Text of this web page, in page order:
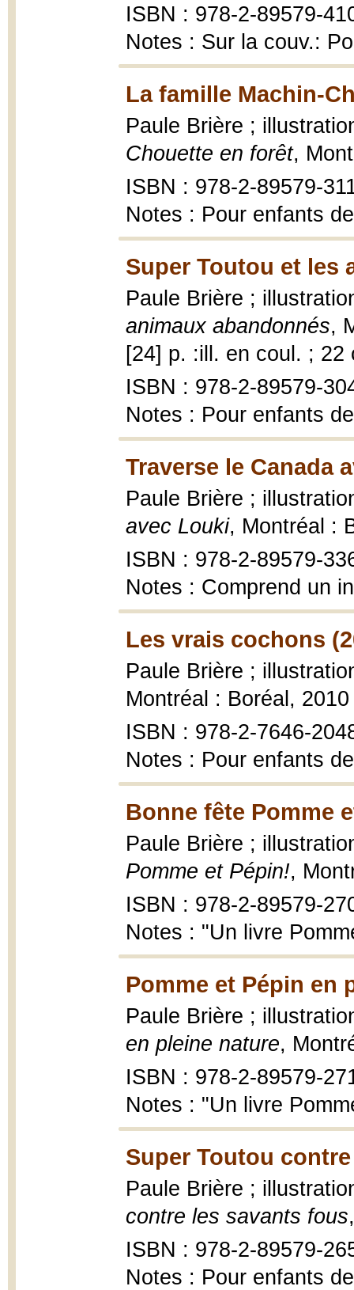
ISBN : 978-2-89579-
Notes : Sur la couv.:
La famille Machin-
Paule Brière ;
Chouette en forêt,
ISBN : 978-2-89579-
Notes : Pour enfants
Super Toutou et les
Paule Brière ;
animaux abandonnés,
[24] p. :ill. en coul. ; 22
ISBN : 978-2-89579-
Notes : Pour enfants
Traverse le Canada
Paule Brière ;
avec Louki, Montréal :
ISBN : 978-2-89579-
Notes : Comprend un
Les vrais cochons
Paule Brière ;
Montréal : Boréal, 2010
ISBN : 978-2-7646-
Notes : Pour enfants
Bonne fête Pomme
Paule Brière ;
Pomme et Pépin!,
ISBN : 978-2-89579-
Notes : "Un livre
Pomme et Pépin en
Paule Brière ;
en pleine nature,
ISBN : 978-2-89579-
Notes : "Un livre
Super Toutou
Paule Brière ;
contre les savants fous
ISBN : 978-2-89579-
Notes : Pour enfants